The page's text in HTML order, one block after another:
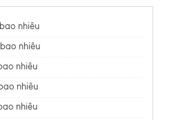
nhiêu
nhiêu
nhiêu
nhiêu
nhiêu